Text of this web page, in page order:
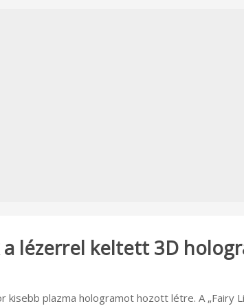
lézerrel keltett 3D
kisebb plazma hologramot hozott létre. A „Fairy